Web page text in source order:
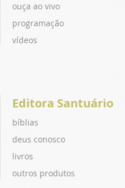
ouça ao vivo
programação
vídeos
Editora Santuário
bíblias
deus conosco
livros
outros produtos